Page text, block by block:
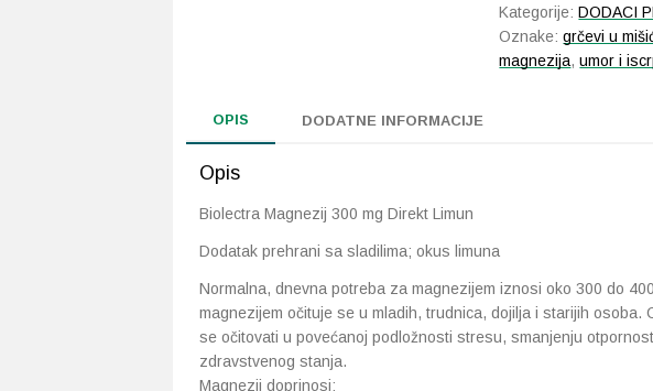
Limun
Kategorije:DODACI
Oznake:grčevi u
magnezija,umor i
OPIS DODATNE INFORMACIJE
Opis
Biolectra Magnezij 300 mg Direkt Limun
Dodatak prehrani sa sladilima; okus limuna
Normalna, dnevna potreba za magnezijem iznosi oko 300 do
magnezijem očituje se u mladih, trudnica, dojilja i starijih osoba.
se očitovati u povećanoj podložnosti stresu, smanjenju
zdravstvenog stanja.
Magnezij doprinosi: